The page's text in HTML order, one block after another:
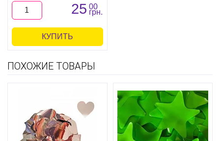
25 00
грн.
КУПИТЬ
ПОХОЖИЕ ТОВАРЫ